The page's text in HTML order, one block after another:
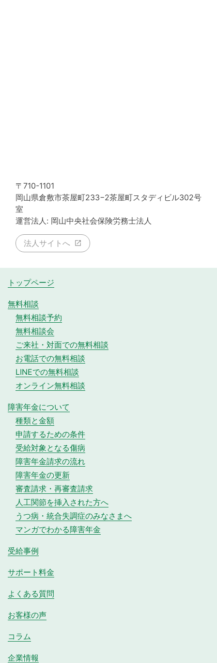
〒710-1101
岡山県倉敷市茶屋町233−2茶屋町スタディビル302号
室
運営法人: 岡山中央社会保険労務士法人
法人サイトへ
トップページ
無料相談
無料相談予約
無料相談会
ご来社・対面での無料相談
お電話での無料相談
LINEでの無料相談
オンライン無料相談
障害年金について
種類と金額
申請するための条件
受給対象となる傷病
障害年金請求の流れ
障害年金の更新
審査請求・再審査請求
人工関節を挿入された方へ
うつ病・統合失調症のみなさまへ
マンガでわかる障害年金
受給事例
サポート料金
よくある質問
お客様の声
コラム
企業情報